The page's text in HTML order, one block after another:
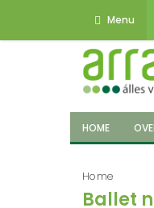
Menu
HOME
Home
Ballet